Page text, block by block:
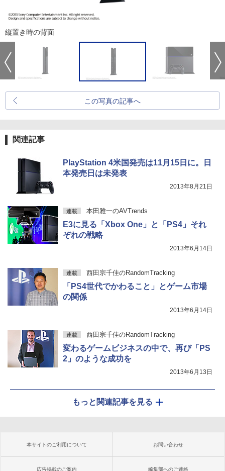
縦置き時の背面
この写真の記事へ
関連記事
PlayStation 4米国発売は11月15日に。日
本発売日は未発表
2013年8月21日
連載 本田雅一のAVTrends
E3に見る「Xbox One」と「PS4」それ
ぞれの戦略
2013年6月14日
連載 西田宗千佳のRandomTracking
「PS4世代でかわること」とゲーム市場
の関係
2013年6月14日
連載 西田宗千佳のRandomTracking
変わるゲームビジネスの中で、再び「PS
2」のような成功を
2013年6月13日
もっと関連記事を見る
本サイトのご利用について お問い合わせ
広告掲載のご案内 編集部へのご連絡